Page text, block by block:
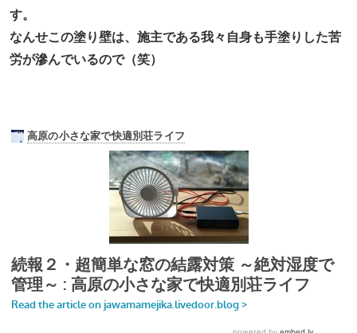
す。
なんせこの塗り壁は、施主である我々自身も手塗りした苦
労が滲んでいるので（笑）